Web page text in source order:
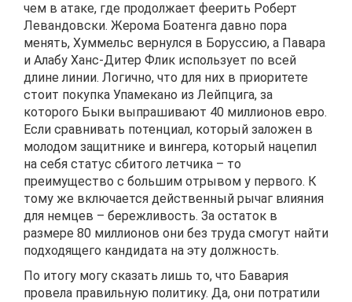
чем в атаке, где продолжает феерить Роберт
Левандовски. Жерома Боатенга давно пора
менять, Хуммельс вернулся в Боруссию, а Павара
и Алабу Ханс-Дитер Флик использует по всей
длине линии. Логично, что для них в приоритете
стоит покупка Упамекано из Лейпцига, за
которого Быки выпрашивают 40 миллионов евро.
Если сравнивать потенциал, который заложен в
молодом защитнике и вингера, который нацепил
на себя статус сбитого летчика – то
преимущество с большим отрывом у первого. К
тому же включается действенный рычаг влияния
для немцев – бережливость. За остаток в
размере 80 миллионов они без труда смогут найти
подходящего кандидата на эту должность.
По итогу могу сказать лишь то, что Бавария
провела правильную политику. Да, они потратили